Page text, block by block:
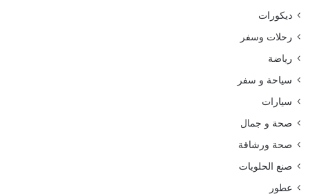
ديكورات
رحلات وسفر
رياضة
سياحة و سفر
سيارات
صحة و جمال
صحة ورشاقة
صنع الحلويات
عطور